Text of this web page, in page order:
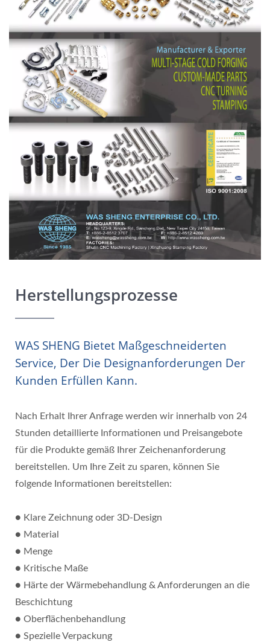
Herstellungsprozesse
WAS SHENG Bietet Maßgeschneiderten
Service, Der Die Designanforderungen Der
Kunden Erfüllen Kann.
Nach Erhalt Ihrer Anfrage werden wir innerhalb von 24
Stunden detaillierte Informationen und Preisangebote
für die Produkte gemäß Ihrer Zeichenanforderung
bereitstellen. Um Ihre Zeit zu sparen, können Sie
folgende Informationen bereitstellen:
● Klare Zeichnung oder 3D-Design
● Material
● Menge
● Kritische Maße
● Härte der Wärmebehandlung & Anforderungen an die
Beschichtung
● Oberflächenbehandlung
● Spezielle Verpackung